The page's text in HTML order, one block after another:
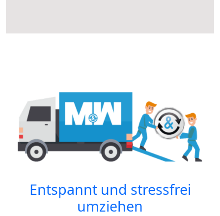
Entspannt und stressfrei
umziehen